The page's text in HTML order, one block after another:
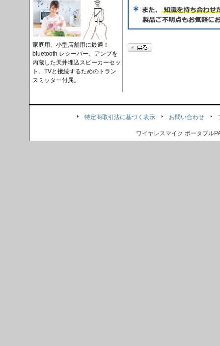
家庭用、小型店舗用に最適！
bluetooth レシーバー、アンプを
内蔵した天井埋込スピーカーセッ
ト。TVと接続するためのトラン
スミッター付属。
特定商取引法に基づく表示 お問い合わせ
ワイヤレスマイク ポータブル